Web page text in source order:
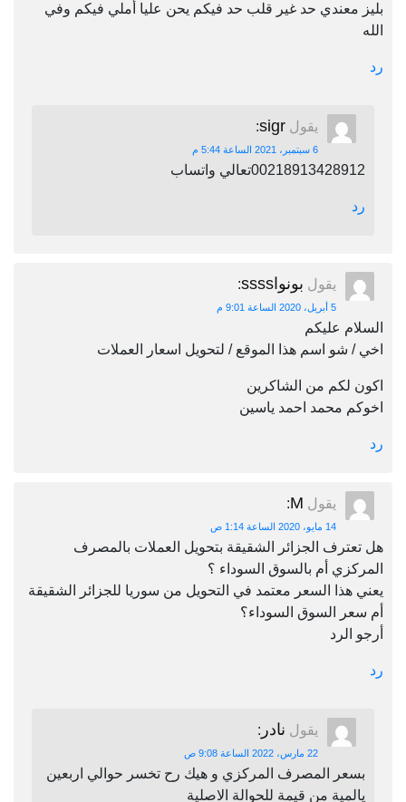
بليز معندي حد غير قلب حد فيكم يحن عليا أملي فيكم وفي
الله
رد
يقول sigr
:
6 سبتمبر، 2021 الساعة 5:44 م
00218913428912تعالي واتساب
رد
يقول بونواssss :
5 أبريل، 2020 الساعة 9:01 م
السلام عليكم
اخي / شو اسم هذا الموقع / لتحويل اسعار العملات
اكون لكم من الشاكرين
اخوكم محمد احمد ياسين
رد
يقول M
:
14 مايو، 2020 الساعة 1:14 ص
هل تعترف الجزائر الشقيقة بتحويل العملات بالمصرف
المركزي أم بالسوق السوداء ؟
يعني هذا السعر معتمد في التحويل من سوريا للجزائر الشقيقة
أم سعر السوق السوداء؟
أرجو الرد
رد
يقول نادر :
22 مارس، 2022 الساعة 9:08 ص
بسعر المصرف المركزي و هيك رح تخسر حوالي اربعين
يالمية من قيمة للحوالة الاصلية